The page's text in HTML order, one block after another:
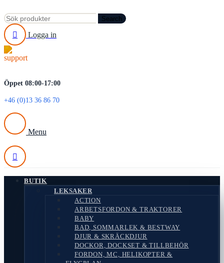
Search
Logga in
Öppet 08:00-17:00
+46 (0)13 36 86 70
Menu
BUTIK
LEKSAKER
ACTION
ARBETSFORDON & TRAKTORER
BABY
BAD, SOMMARLEK & BESTWAY
DJUR & SKRÄCKDJUR
DOCKOR, DOCKSET & TILLBEHÖR
FORDON, MC, HELIKOPTER &